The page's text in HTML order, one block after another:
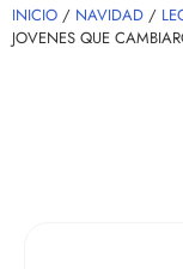
INICIO / NAVIDAD /
JOVENES QUE